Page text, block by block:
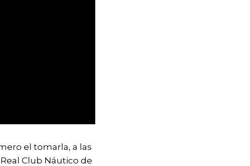
el tomarla, a las
Club Náutico de